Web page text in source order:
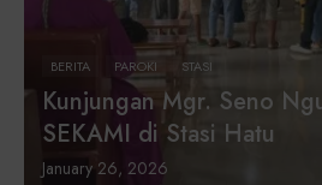
BERITA PAROKI STASI
Kunjungan Mgr. Seno
SEKAMI di Stasi Hatu
January 26, 2026